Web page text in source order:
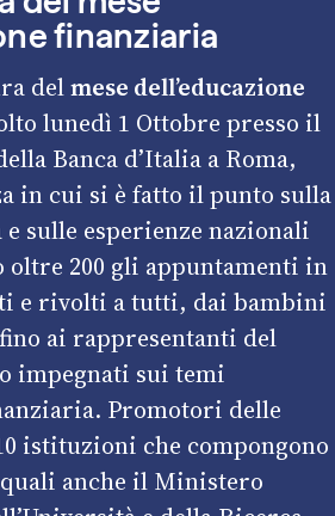
finanziaria
delmese dell’educazione
lunedì 1 Ottobre presso il
Banca d’Italia a Roma,
in cui si è fatto il punto sulla
sulle esperienze nazionali
oltre 200 gli appuntamenti in
e rivolti a tutti, dai bambini
ai rappresentanti del
impegnati sui temi
Promotori delle
istituzioni che compongono
anche il Ministero